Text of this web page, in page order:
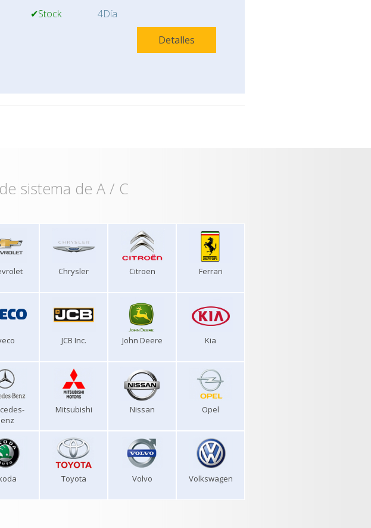
✔Stock
4Día
Detalles
sistema de A / C
Chrysler Citroen Ferrari
JCB Inc. John Deere Kia
Mitsubishi Nissan Opel
Toyota Volvo Volkswagen